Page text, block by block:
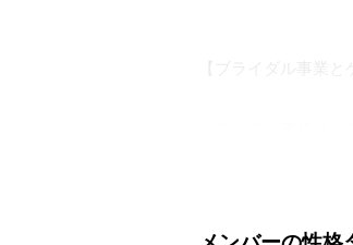
ブライダル事業は